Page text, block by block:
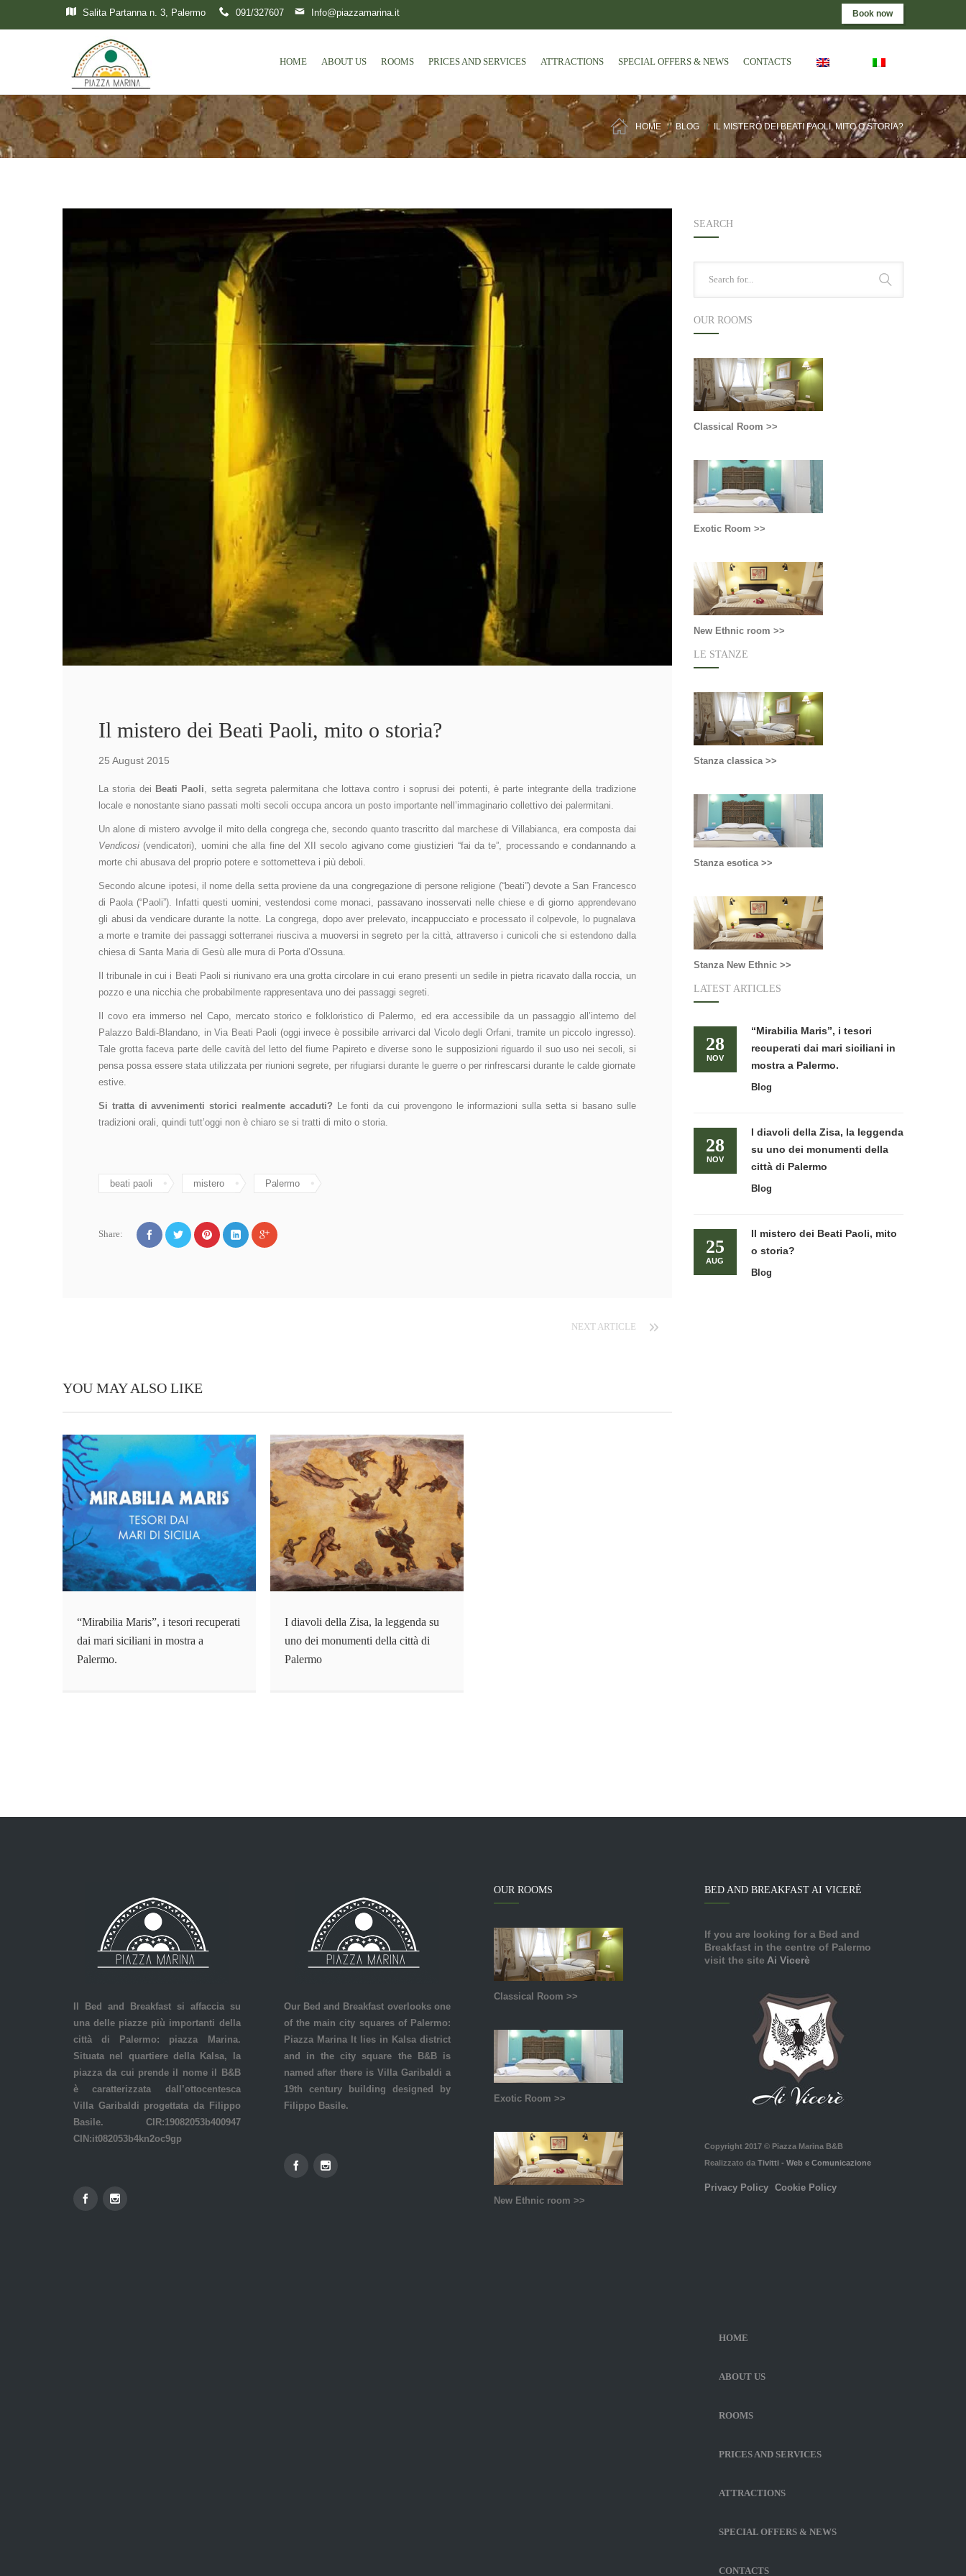
Salita Partanna n. 3, Palermo 091/327607 Info@piazzamarina.it Book now
HOME ABOUT US ROOMS PRICES AND SERVICES ATTRACTIONS SPECIAL OFFERS & NEWS CONTACTS
HOME BLOG IL MISTERO DEI BEATI PAOLI, MITO O STORIA?
Il mistero dei Beati Paoli, mito o storia?
25 August 2015
La storia dei Beati Paoli , setta segreta palermitana che lottava contro i soprusi dei potenti, è parte integrante della tradizione
locale e nonostante siano passati molti secoli occupa ancora un posto importante nell’immaginario collettivo dei palermitani.
Un alone di mistero avvolge il mito della congrega che, secondo quanto trascritto dal marchese di Villabianca, era composta dai
Vendicosi (vendicatori), uomini che alla fine del XII secolo agivano come giustizieri “fai da te”, processando e condannando a
morte chi abusava del proprio potere e sottometteva i più deboli.
Secondo alcune ipotesi, il nome della setta proviene da una congregazione di persone religione (“beati”) devote a San Francesco
di Paola (“Paoli”). Infatti questi uomini, vestendosi come monaci, passavano inosservati nelle chiese e di giorno apprendevano
gli abusi da vendicare durante la notte. La congrega, dopo aver prelevato, incappucciato e processato il colpevole, lo pugnalava
a morte e tramite dei passaggi sotterranei riusciva a muoversi in segreto per la città, attraverso i cunicoli che si estendono dalla
chiesa di Santa Maria di Gesù alle mura di Porta d’Ossuna.
Il tribunale in cui i Beati Paoli si riunivano era una grotta circolare in cui erano presenti un sedile in pietra ricavato dalla roccia, un
pozzo e una nicchia che probabilmente rappresentava uno dei passaggi segreti.
Il covo era immerso nel Capo, mercato storico e folkloristico di Palermo, ed era accessibile da un passaggio all’interno del
Palazzo Baldi-Blandano, in Via Beati Paoli (oggi invece è possibile arrivarci dal Vicolo degli Orfani, tramite un piccolo ingresso).
Tale grotta faceva parte delle cavità del letto del fiume Papireto e diverse sono le supposizioni riguardo il suo uso nei secoli, si
pensa possa essere stata utilizzata per riunioni segrete, per rifugiarsi durante le guerre o per rinfrescarsi durante le calde giornate
estive.
Si tratta di avvenimenti storici realmente accaduti? Le fonti da cui provengono le informazioni sulla setta si basano sulle
tradizioni orali, quindi tutt’oggi non è chiaro se si tratti di mito o storia.
beati paoli mistero Palermo
Share:
NEXT ARTICLE
YOU MAY ALSO LIKE
“Mirabilia Maris”, i tesori recuperati
dai mari siciliani in mostra a
Palermo.
I diavoli della Zisa, la leggenda su
uno dei monumenti della città di
Palermo
SEARCH
OUR ROOMS
Classical Room >>
Exotic Room >>
New Ethnic room >>
LE STANZE
Stanza classica >>
Stanza esotica >>
Stanza New Ethnic >>
LATEST ARTICLES
28
NOV
“Mirabilia Maris”, i tesori
recuperati dai mari siciliani in
mostra a Palermo.
Blog
28
NOV
I diavoli della Zisa, la leggenda
su uno dei monumenti della
città di Palermo
Blog
25
AUG
Il mistero dei Beati Paoli, mito
o storia?
Blog
Il Bed and Breakfast si affaccia su
una delle piazze più importanti della
città di Palermo: piazza Marina.
Situata nel quartiere della Kalsa, la
piazza da cui prende il nome il B&B
è caratterizzata dall’ottocentesca
Villa Garibaldi progettata da Filippo
Basile. CIR:19082053b400947
CIN:it082053b4kn2oc9gp
Our Bed and Breakfast overlooks one
of the main city squares of Palermo:
Piazza Marina It lies in Kalsa district
and in the city square the B&B is
named after there is Villa Garibaldi a
19th century building designed by
Filippo Basile.
OUR ROOMS
Classical Room >>
Exotic Room >>
New Ethnic room >>
BED AND BREAKFAST AI VICERÈ
If you are looking for a Bed and
Breakfast in the centre of Palermo
visit the site Ai Vicerè
Copyright 2017 © Piazza Marina B&B
Realizzato da Tivitti - Web e Comunicazione
Privacy Policy Cookie Policy
HOME
ABOUT US
ROOMS
PRICES AND SERVICES
ATTRACTIONS
SPECIAL OFFERS & NEWS
CONTACTS